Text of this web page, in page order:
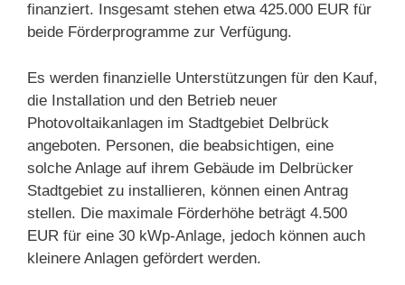
finanziert. Insgesamt stehen etwa 425.000 EUR für
beide Förderprogramme zur Verfügung.
Es werden finanzielle Unterstützungen für den Kauf,
die Installation und den Betrieb neuer
Photovoltaikanlagen im Stadtgebiet Delbrück
angeboten. Personen, die beabsichtigen, eine
solche Anlage auf ihrem Gebäude im Delbrücker
Stadtgebiet zu installieren, können einen Antrag
stellen. Die maximale Förderhöhe beträgt 4.500
EUR für eine 30 kWp-Anlage, jedoch können auch
kleinere Anlagen gefördert werden.